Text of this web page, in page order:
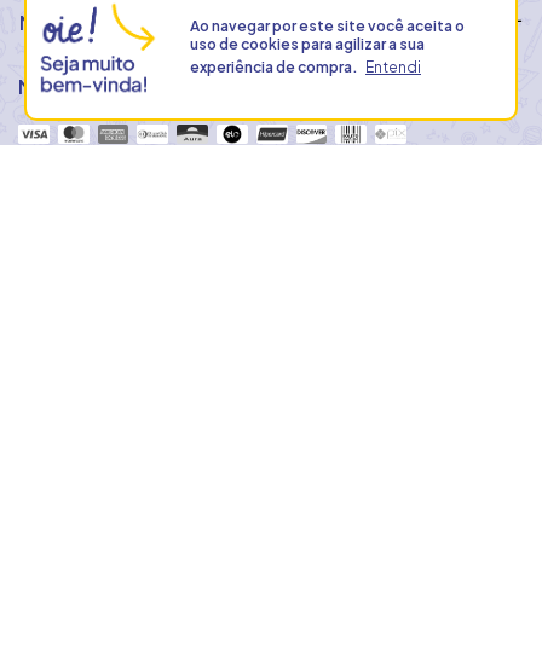
Ao navegar por este sitevocê aceita o
uso de cookies para agilizar a sua
experiência de compra.
Entendi
MINHA CONTA
MEIOS DE PAGAMENTO